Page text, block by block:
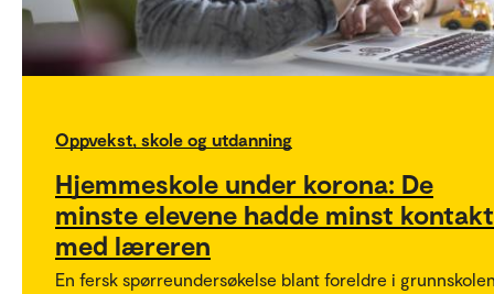
Oppvekst, skole og utdanning
Hjemmeskole under korona: De
minste elevene hadde minst kontakt
med læreren
En fersk spørreundersøkelse blant foreldre i